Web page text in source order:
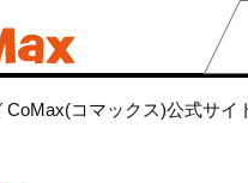
CoMax(コマックス)公式サイ